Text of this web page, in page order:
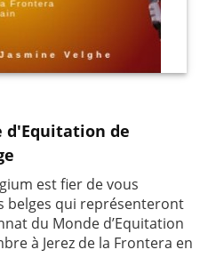
d'Equitation de
est fier de vous
belges qui représenteront
du Monde d’Equitation
à Jerez de la Frontera en